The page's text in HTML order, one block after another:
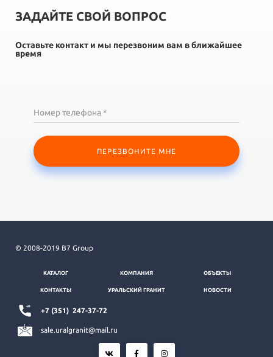
ЗАДАЙТЕ СВОЙ ВОПРОС
Оставьте контакт и мы перезвоним вам в ближайшее
время
Номер телефона *
ПЕРЕЗВОНИТЕ МНЕ
© 2008-2019 B7 Group
КАТАЛОГ КОМПАНИЯ ОБЪЕКТЫ
КОНТАКТЫ УРАЛЬСКИЙ ГРАНИТ НОВОСТИ
+7 (351) 247-37-72
sale.uralgranit@mail.ru